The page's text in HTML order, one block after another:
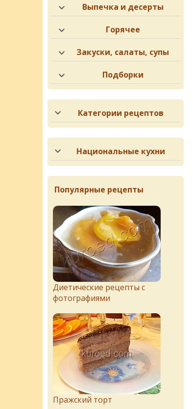
Выпечка и десерты
Горячее
Закуски, салаты, супы
Подборки
Категории рецептов
Национальные кухни
Популярные рецепты
Диетические рецепты с
фотографиями
Пражский торт